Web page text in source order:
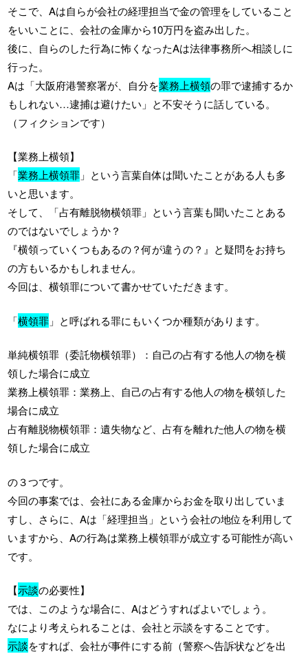
そこで、Aは自らが会社の経理担当で金の管理をしていること
をいいことに、会社の金庫から10万円を盗み出した。
後に、自らのした行為に怖くなったAは法律事務所へ相談しに
行った。
Aは「大阪府港警察署が、自分を業務上横領の罪で逮捕するか
もしれない…逮捕は避けたい」と不安そうに話している。
（フィクションです）
【業務上横領】
「業務上横領罪 」という言葉自体は聞いたことがある人も多
いと思います。
そして、「占有離脱物横領罪」という言葉も聞いたことある
のではないでしょうか？
『横領っていくつもあるの？何が違うの？』と疑問をお持ち
の方もいるかもしれません。
今回は、横領罪について書かせていただきます。
「横領罪 」と呼ばれる罪にもいくつか種類があります。
単純横領罪（委託物横領罪）：自己の占有する他人の物を横
領した場合に成立
業務上横領罪：業務上、自己の占有する他人の物を横領した
場合に成立
占有離脱物横領罪：遺失物など、占有を離れた他人の物を横
領した場合に成立
の３つです。
今回の事案では、会社にある金庫からお金を取り出していま
すし、さらに、Aは「経理担当」という会社の地位を利用して
いますから、Aの行為は業務上横領罪が成立する可能性が高い
です。
【示談の必要性】
では、このような場合に、Aはどうすればよいでしょう。
なにより考えられることは、会社と示談をすることです。
示談をすれば、会社が事件にする前（警察へ告訴状などを出